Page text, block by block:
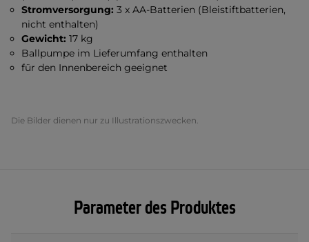
Stromversorgung: 3 x AA-Batterien (Bleistiftbatterien,
nicht enthalten)
Gewicht: 17 kg
Ballpumpe im Lieferumfang enthalten
für den Innenbereich geeignet
Die Bilder dienen nur zu Illustrationszwecken.
Parameter des Produktes